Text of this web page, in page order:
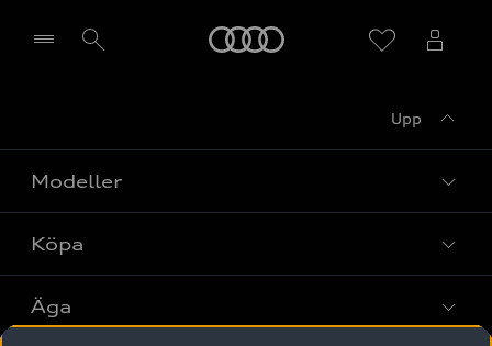
Upp
Modeller
Alla modeller
Elbilar
Köpa
Privaterbjudanden
Äga